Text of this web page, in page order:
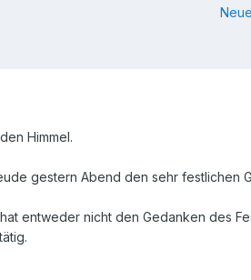
Himmel.
gestern Abend den sehr festlichen
entweder nicht den Gedanken des